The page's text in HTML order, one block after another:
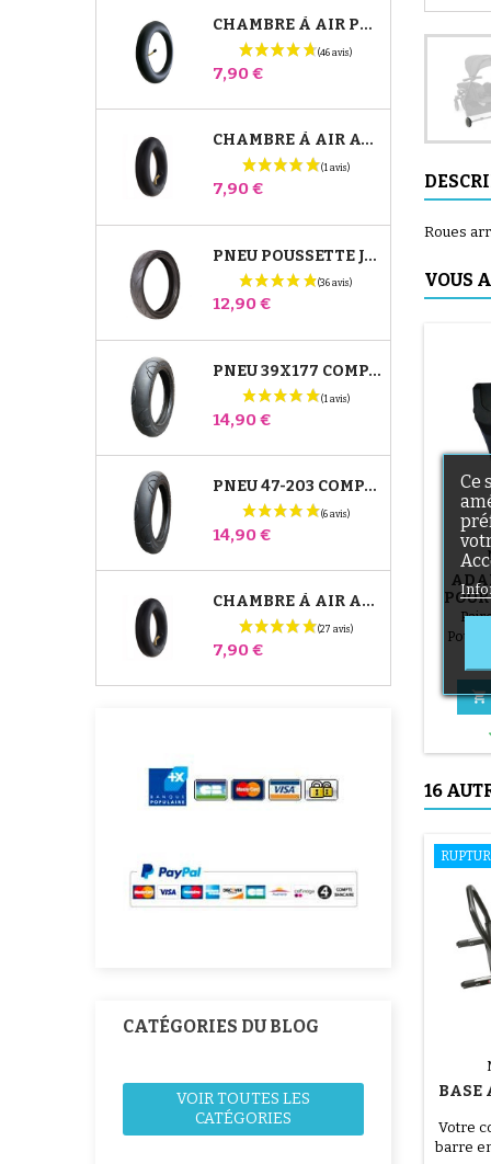
CHAMBRE À AIR POUSSETTE JANÉ SLALOM PRO ET POWERTWIN
Prix
7,90 €
CHAMBRE À AIR AVANT POUSSETTE BUGABOO DONKEY
Prix
7,90 €
PNEU POUSSETTE JANÉ SLALOM PRO ET POWERTWIN
Prix
12,90 €
PNEU 39X177 COMPATIBLE POUSSETTE BUGABOO DONKEY - POUR ROUE AVANT
Prix
14,90 €
PNEU 47-203 COMPATIBLE POUSSETTE BUGABOO DONKEY - POUR ROUE ARRIÈRE
Prix
14,90 €
CHAMBRE À AIR ARRIÈRE POUSSETTE WHIZZ RED CASTLE
Prix
7,90 €
CATÉGORIES DU BLOG
VOIR TOUTES LES
CATÉGORIES
Roues
VOUS

16
BASE
Votre
barre
Ce